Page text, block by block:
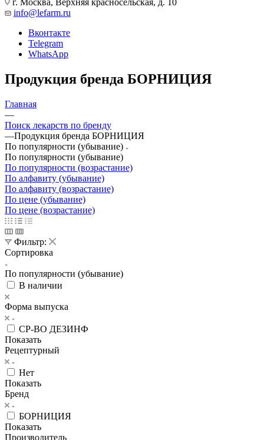
г. Москва, Верхняя красносельская, д. 10
info@lefarm.ru
Вконтакте
Telegram
WhatsApp
Продукция бренда БОРНИЦИЯ
Главная
—
Поиск лекарств по бренду
—Продукция бренда БОРНИЦИЯ
По популярности (убывание)
По популярности (убывание)
По популярности (возрастание)
По алфавиту (убывание)
По алфавиту (возрастание)
По цене (убывание)
По цене (возрастание)
Фильтр:
Сортировка
По популярности (убывание)
В наличии
Форма выпуска
СР-ВО ДЕЗИНФ
Показать
Рецептурный
Нет
Показать
Бренд
БОРНИЦИЯ
Показать
Производитель